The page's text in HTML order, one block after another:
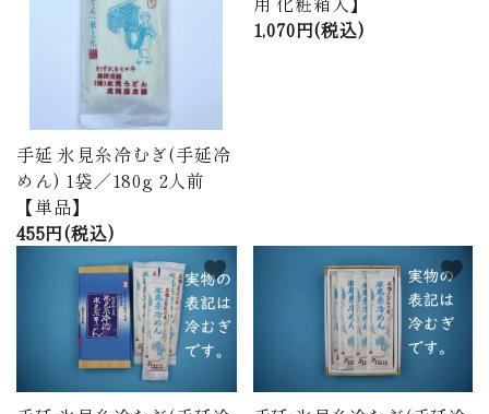
手延 氷見糸冷むぎ(手延冷
めん) 1袋／180g 2人前
【単品】
455円(税込)
1,070円(税込)
favorite favorite